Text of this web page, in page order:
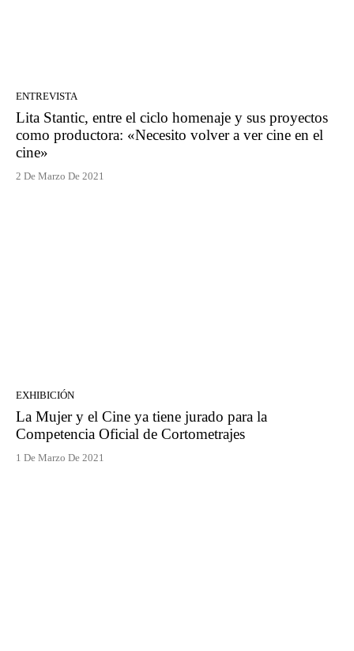
ENTREVISTA
Lita Stantic, entre el ciclo homenaje y sus proyectos
como productora: «Necesito volver a ver cine en el
cine»
2 De Marzo De 2021
EXHIBICIÓN
La Mujer y el Cine ya tiene jurado para la
Competencia Oficial de Cortometrajes
1 De Marzo De 2021